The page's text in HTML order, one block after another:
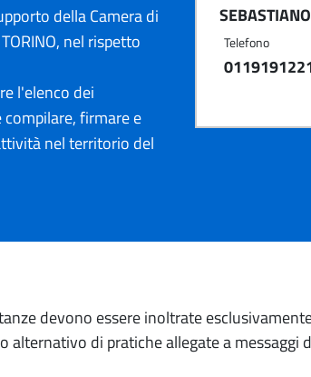
della Camera di
nel rispetto
l'elenco dei
firmare e
nel territorio del
Telefono
devono essere inoltrate
di pratiche allegate a messaggi